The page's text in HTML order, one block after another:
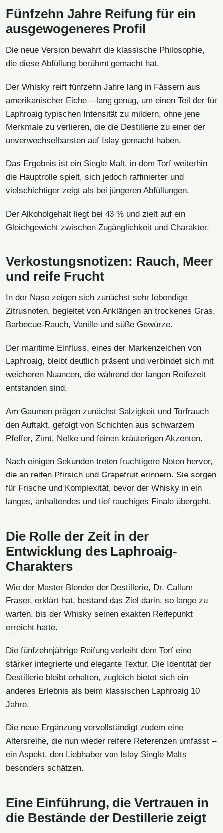
Fünfzehn Jahre Reifung für ein
ausgewogeneres Profil
Die neue Version bewahrt die klassische Philosophie,
die diese Abfüllung berühmt gemacht hat.
Der Whisky reift fünfzehn Jahre lang in Fässern aus
amerikanischer Eiche – lang genug, um einen Teil der für
Laphroaig typischen Intensität zu mildern, ohne jene
Merkmale zu verlieren, die die Destillerie zu einer der
unverwechselbarsten auf Islay gemacht haben.
Das Ergebnis ist ein Single Malt, in dem Torf weiterhin
die Hauptrolle spielt, sich jedoch raffinierter und
vielschichtiger zeigt als bei jüngeren Abfüllungen.
Der Alkoholgehalt liegt bei 43 % und zielt auf ein
Gleichgewicht zwischen Zugänglichkeit und Charakter.
Verkostungsnotizen: Rauch, Meer
und reife Frucht
In der Nase zeigen sich zunächst sehr lebendige
Zitrusnoten, begleitet von Anklängen an trockenes Gras,
Barbecue-Rauch, Vanille und süße Gewürze.
Der maritime Einfluss, eines der Markenzeichen von
Laphroaig, bleibt deutlich präsent und verbindet sich mit
weicheren Nuancen, die während der langen Reifezeit
entstanden sind.
Am Gaumen prägen zunächst Salzigkeit und Torfrauch
den Auftakt, gefolgt von Schichten aus schwarzem
Pfeffer, Zimt, Nelke und feinen kräuterigen Akzenten.
Nach einigen Sekunden treten fruchtigere Noten hervor,
die an reifen Pfirsich und Grapefruit erinnern. Sie sorgen
für Frische und Komplexität, bevor der Whisky in ein
langes, anhaltendes und tief rauchiges Finale übergeht.
Die Rolle der Zeit in der
Entwicklung des Laphroaig-
Charakters
Wie der Master Blender der Destillerie, Dr. Callum
Fraser, erklärt hat, bestand das Ziel darin, so lange zu
warten, bis der Whisky seinen exakten Reifepunkt
erreicht hatte.
Die fünfzehnjährige Reifung verleiht dem Torf eine
stärker integrierte und elegante Textur. Die Identität der
Destillerie bleibt erhalten, zugleich bietet sich ein
anderes Erlebnis als beim klassischen Laphroaig 10
Jahre.
Die neue Ergänzung vervollständigt zudem eine
Altersreihe, die nun wieder reifere Referenzen umfasst –
ein Aspekt, den Liebhaber von Islay Single Malts
besonders schätzen.
Eine Einführung, die Vertrauen in
die Bestände der Destillerie zeigt